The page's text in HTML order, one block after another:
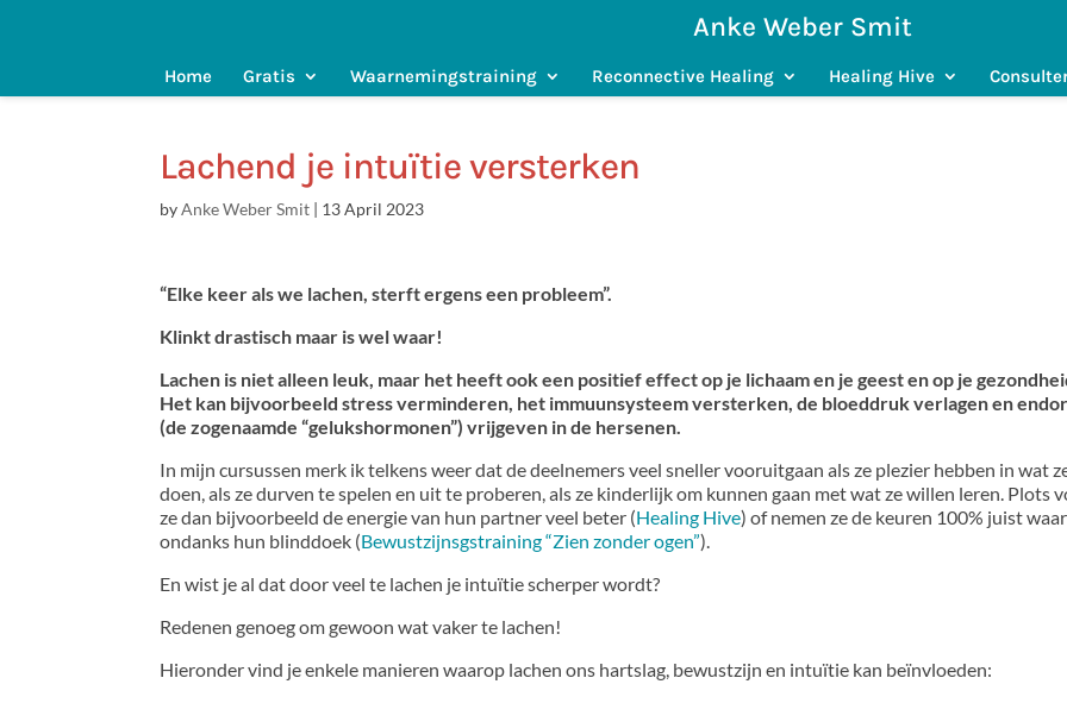
Anke Weber Smit
Home Gratis Waarnemingstraining Reconnective Healing Healing Hive
Lachend je intuïtie versterken
byAnke Weber Smit | 13 April 2023
“Elke keer als we lachen, sterft ergens een probleem”.
Klinkt drastisch maar is wel waar!
Lachen is niet alleen leuk, maar het heeft ook een positief effect op je lichaam en je geest en op je
Het kan bijvoorbeeld stress verminderen, het immuunsysteem versterken, de bloeddruk verlagen en
(de zogenaamde “gelukshormonen”) vrijgeven in de hersenen.
In mijn cursussen merk ik telkens weer dat de deelnemers veel sneller vooruitgaan als ze plezier hebben in wat
doen, als ze durven te spelen en uit te proberen, als ze kinderlijk om kunnen gaan met wat ze willen leren. Plots
ze dan bijvoorbeeld de energie van hun partner veel beter (Healing Hive) of nemen ze de keuren 100% juist waar
ondanks hun blinddoek (Bewustzijnsgstraining “Zien zonder ogen”).
En wist je al dat door veel te lachen je intuïtie scherper wordt?
Redenen genoeg om gewoon wat vaker te lachen!
Hieronder vind je enkele manieren waarop lachen ons hartslag, bewustzijn en intuïtie kan beïnvloeden: